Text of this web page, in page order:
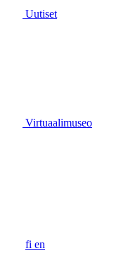
Uutiset
Virtuaalimuseo
fi en